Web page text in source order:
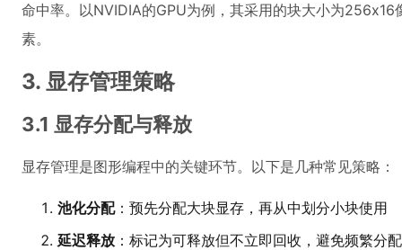
命中率。以NVIDIA的GPU为例，其采用的块大小为
素。
3. 显存管理策略
3.1 显存分配与释放
显存管理是图形编程中的关键环节。以下是几种常见策略：
池化分配：预先分配大块显存，再从中划分小块使用
延迟释放 ：标记为可释放但不立即回收，避免频繁分配